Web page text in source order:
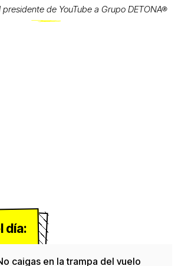
de YouTube a Grupo DETONA®
día:
caigas en la trampa del vuelo